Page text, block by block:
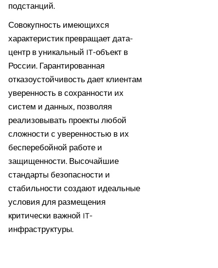
подстанций.
Совокупность имеющихся
характеристик превращает дата-
центр в уникальный IT-объект в
России. Гарантированная
отказоустойчивость дает клиентам
уверенность в сохранности их
систем и данных, позволяя
реализовывать проекты любой
сложности с уверенностью в их
бесперебойной работе и
защищенности. Высочайшие
стандарты безопасности и
стабильности создают идеальные
условия для размещения
критически важной IT-
инфраструктуры.